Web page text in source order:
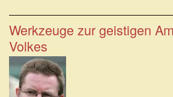
Falsche
gepostet
oder
–
und
„gemeldet“
worden?
Werkzeuge zur geistigen
Volkes